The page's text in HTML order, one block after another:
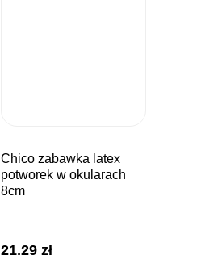
chico zabawka latex
potworek w okularach
8cm
21,29zł